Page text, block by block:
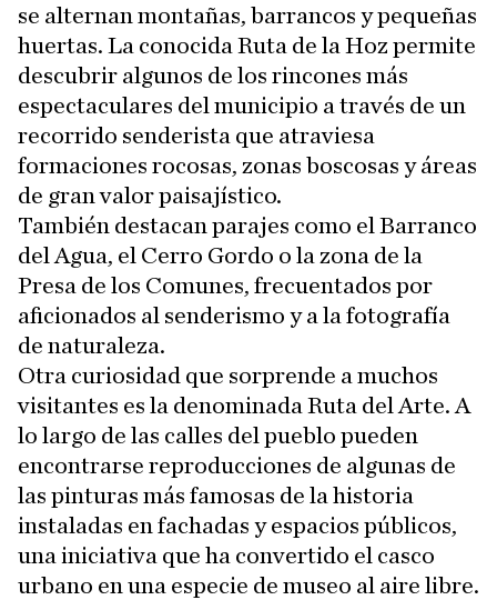
se alternan montañas, barrancos y pequeñas
huertas. La conocida Ruta de la Hoz permite
descubrir algunos de los rincones más
espectaculares del municipio a través de un
recorrido senderista que atraviesa
formaciones rocosas, zonas boscosas y áreas
de gran valor paisajístico.
También destacan parajes como el Barranco
del Agua, el Cerro Gordo o la zona de la
Presa de los Comunes, frecuentados por
aficionados al senderismo y a la fotografía
de naturaleza.
Otra curiosidad que sorprende a muchos
visitantes es la denominada Ruta del Arte. A
lo largo de las calles del pueblo pueden
encontrarse reproducciones de algunas de
las pinturas más famosas de la historia
instaladas en fachadas y espacios públicos,
una iniciativa que ha convertido el casco
urbano en una especie de museo al aire libre.